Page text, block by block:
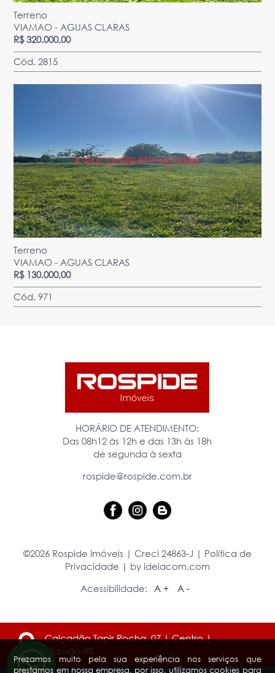
Prezamos muito pela sua experiência nos serviços que
prestamos em nossa empresa, por isso, utilizamos cookies para
Terreno
VIAMAO - AGUAS CLARAS
R$ 320.000,00
Cód. 2815
Terreno
VIAMAO - AGUAS CLARAS
R$ 130.000,00
Cód. 971
HORÁRIO DE ATENDIMENTO:
Das 08h12 às 12h e das 13h às 18h
de segunda à sexta
rospide@rospide.com.br
©2026 Rospide Imóveis | Creci 24863-J | Política de
Privacidade | by ideiacom.com
Acessibilidade:
A + A -
Calçadão Tapir Rocha, 07 | Centro |
Viamão-RS